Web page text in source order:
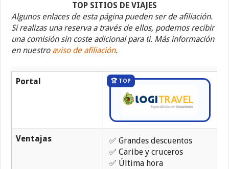
TOP SITIOS DE VIAJES
Algunos enlaces de esta página pueden ser de afiliación.
Si realizas una reserva a través de ellos, podemos recibir
una comisión sin coste adicional para ti. Más información
en nuestro aviso de afiliación.
Portal 🏆 TOP
Ventajas
✅ Grandes descuentos
✅ Caribe y cruceros
✅ Última hora